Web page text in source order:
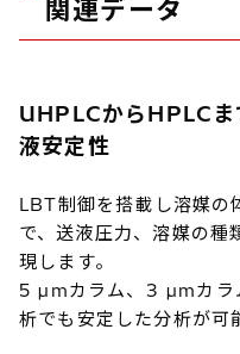
関連データ
UHPLCからHPLCま
液安定性
LBT制御を搭載し溶媒の
で、送液圧力、溶媒の種
現します。
5 µmカラム、3 µmカラ
析でも安定した分析が可